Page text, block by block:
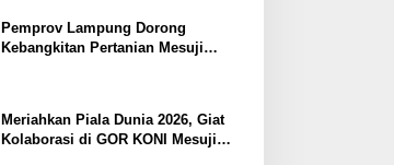
Pemainnya :
Pemprov Lampung Dorong
Kebangkitan Pertanian Mesuji
Meriahkan Piala Dunia 2026, Giat
Kolaborasi di GOR KONI Mesuji